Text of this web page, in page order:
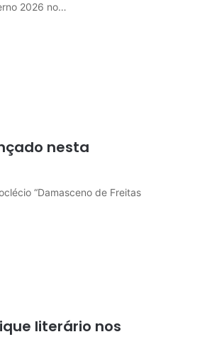
2026 no…
nesta
“Damasceno de Freitas
literário nos